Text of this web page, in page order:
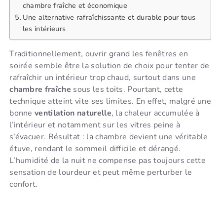
chambre fraîche et économique
Une alternative rafraîchissante et durable pour tous
les intérieurs
Traditionnellement, ouvrir grand les fenêtres en
soirée semble être la solution de choix pour tenter de
rafraîchir un intérieur trop chaud, surtout dans une
chambre fraîche sous les toits. Pourtant, cette
technique atteint vite ses limites. En effet, malgré une
bonneventilation naturelle, la chaleur accumulée à
l’intérieur et notamment sur les vitres peine à
s’évacuer. Résultat : la chambre devient une véritable
étuve, rendant le sommeil difficile et dérangé.
L’humidité de la nuit ne compense pas toujours cette
sensation de lourdeur et peut même perturber le
confort.